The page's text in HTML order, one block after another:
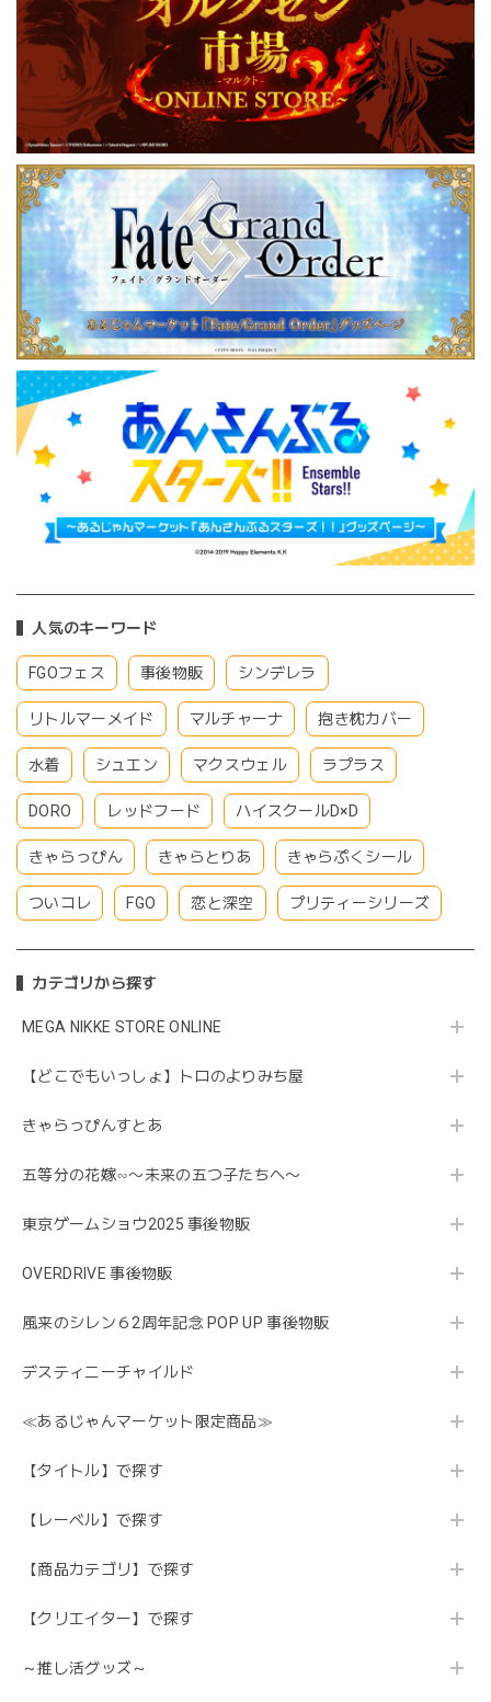
人気のキーワード
FGOフェス 事後物販 シンデレラ
リトルマーメイド マルチャーナ 抱き枕カバー
水着 シュエン マクスウェル ラプラス
DORO レッドフード ハイスクールD×D
きゃらっぴん きゃらとりあ きゃらぷくシール
ついコレ FGO 恋と深空 プリティーシリーズ
カテゴリから探す
MEGA NIKKE STORE ONLINE
【どこでもいっしょ】トロのよりみち屋
きゃらっぴんすとあ
五等分の花嫁∽〜未来の五つ子たちへ〜
東京ゲームショウ2025 事後物販
OVERDRIVE 事後物販
風来のシレン６2周年記念 POP UP 事後物販
デスティニーチャイルド
≪あるじゃんマーケット限定商品≫
【タイトル】で探す
【レーベル】で探す
【商品カテゴリ】で探す
【クリエイター】で探す
～推し活グッズ～